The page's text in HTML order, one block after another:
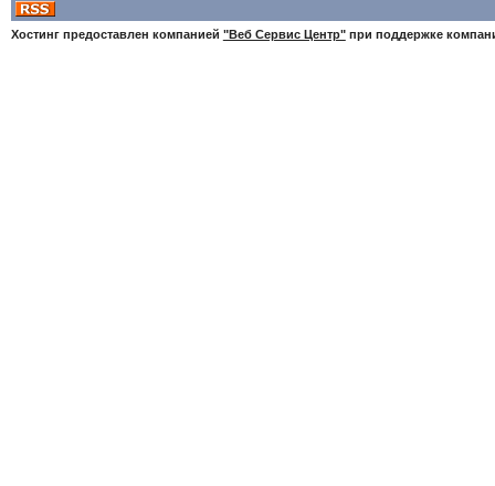
Хостинг предоставлен компанией "Веб Сервис Центр"при поддержке